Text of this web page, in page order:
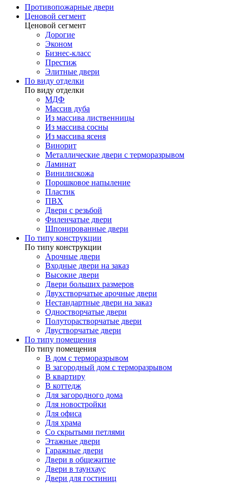
Противопожарные двери
Ценовой сегмент
Ценовой сегмент
Дорогие
Эконом
Бизнес-класс
Престиж
Элитные двери
По виду отделки
По виду отделки
МДФ
Массив дуба
Из массива лиственницы
Из массива сосны
Из массива ясеня
Винорит
Металлические двери с терморазрывом
Ламинат
Винилискожа
Порошковое напыление
Пластик
ПВХ
Двери с резьбой
Филенчатые двери
Шпонированные двери
По типу конструкции
По типу конструкции
Арочные двери
Входные двери на заказ
Высокие двери
Двери больших размеров
Двухстворчатые арочные двери
Нестандартные двери на заказ
Одностворчатые двери
Полуторастворчатые двери
Двустворчатые двери
По типу помещения
По типу помещения
В дом с терморазрывом
В загородный дом с терморазрывом
В квартиру
В коттедж
Для загородного дома
Для новостройки
Для офиса
Для храма
Со скрытыми петлями
Этажные двери
Гаражные двери
Двери в общежитие
Двери в таунхаус
Двери для гостиниц